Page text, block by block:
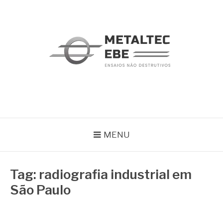
MENU
Tag: radiografia industrial em
São Paulo